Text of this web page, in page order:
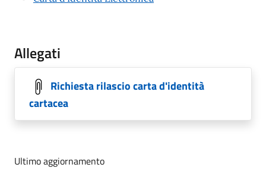
Allegati
Richiesta rilascio carta d'identità
cartacea
Ultimo aggiornamento